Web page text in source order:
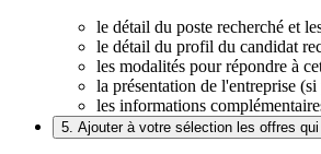
le détail du poste recherché et
le détail du profil du candidat
les modalités pour répondre à
la présentation de l'entreprise (si
les informations
5. Ajouter à votre sélection les offres